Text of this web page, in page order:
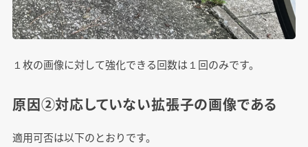
１枚の画像に対して強化できる回数は１回のみです。
原因②対応していない拡張子の画像である
適用可否は以下のとおりです。